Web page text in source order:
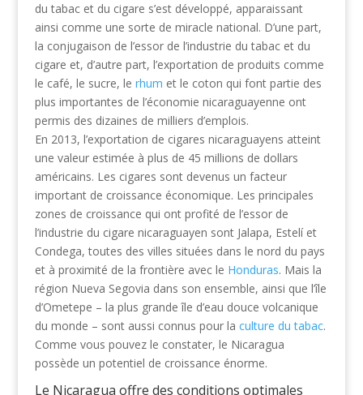
du tabac et du cigare s’est développé, apparaissant
ainsi comme une sorte de miracle national. D’une part,
la conjugaison de l’essor de l’industrie du tabac et du
cigare et, d’autre part, l’exportation de produits comme
le café, le sucre, le rhum et le coton qui font partie des
plus importantes de l’économie nicaraguayenne ont
permis des dizaines de milliers d’emplois.
En 2013, l’exportation de cigares nicaraguayens atteint
une valeur estimée à plus de 45 millions de dollars
américains. Les cigares sont devenus un facteur
important de croissance économique. Les principales
zones de croissance qui ont profité de l’essor de
l’industrie du cigare nicaraguayen sont Jalapa, Estelí et
Condega, toutes des villes situées dans le nord du pays
et à proximité de la frontière avec le Honduras. Mais la
région Nueva Segovia dans son ensemble, ainsi que l’île
d’Ometepe – la plus grande île d’eau douce volcanique
du monde – sont aussi connus pour la culture du tabac.
Comme vous pouvez le constater, le Nicaragua
possède un potentiel de croissance énorme.
Le Nicaragua offre des conditions optimales